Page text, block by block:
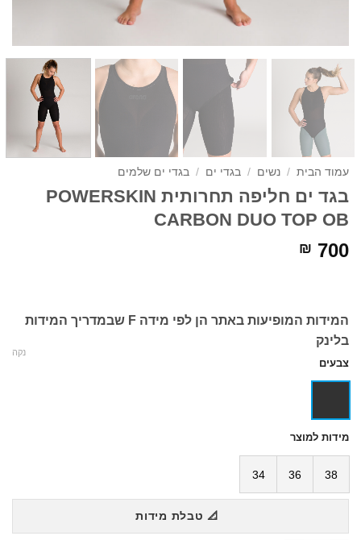
עמוד הבית / נשים / בגדי ים / בגדי ים שלמים
בגד ים חליפה תחרותית POWERSKIN
CARBON DUO TOP OB
₪ 700
המידות המופיעות באתר הן לפי מידה F שבמדריך המידות
בלינק
צבעים
מידות למוצר
38
36
34
נקה
📐 טבלת מידות